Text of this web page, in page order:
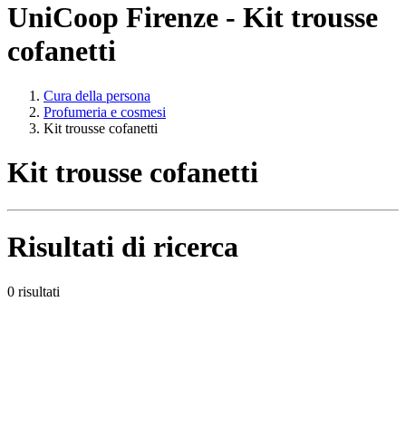
UniCoop Firenze - Kit trousse
cofanetti
Cura della persona
Profumeria e cosmesi
Kit trousse cofanetti
Kit trousse cofanetti
Risultati di ricerca
0 risultati